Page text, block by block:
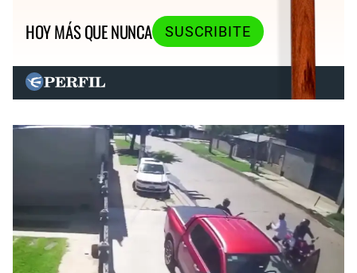
HOY MÁS QUE NUNCA
SUSCRIBITE